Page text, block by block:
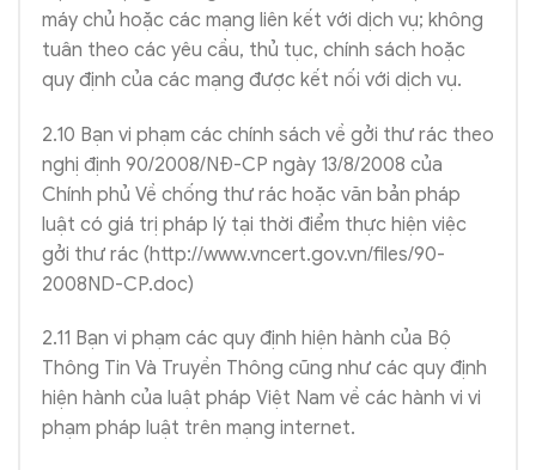
máy chủ hoặc các mạng liên kết với dịch vụ; không
tuân theo các yêu cầu, thủ tục, chính sách hoặc
quy định của các mạng được kết nối với dịch vụ.
2.10 Bạn vi phạm các chính sách về gởi thư rác theo
nghị định 90/2008/NĐ-CP ngày 13/8/2008 của
Chính phủ Về chống thư rác hoặc văn bản pháp
luật có giá trị pháp lý tại thời điểm thực hiện việc
gởi thư rác (http://www.vncert.gov.vn/files/90-
2008ND-CP.doc)
2.11 Bạn vi phạm các quy định hiện hành của Bộ
Thông Tin Và Truyền Thông cũng như các quy định
hiện hành của luật pháp Việt Nam về các hành vi vi
phạm pháp luật trên mạng internet.